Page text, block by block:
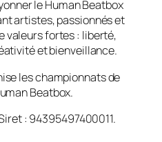
le Human Beatbox
artistes, passionnés et
valeurs fortes : liberté,
et bienveillance.
les championnats de
Beatbox.
: 94395497400011.